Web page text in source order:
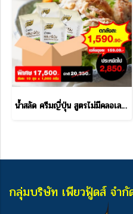
น้ำสลัด ครีมญี่ปุ่น สูตรไม่มีคลอเลสเตอรอล 1000 กรัม 10 ลัง แถม 1 ลัง
กลุ่มบริษัท เพียวฟู้ดส์ จำกั